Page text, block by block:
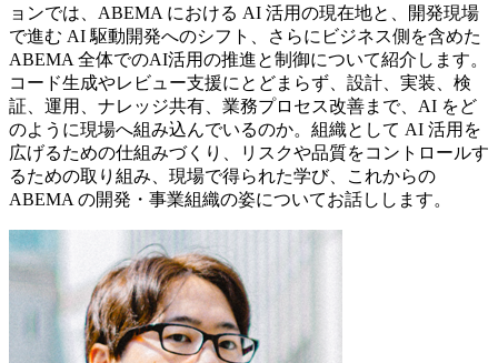
ョンでは、ABEMA における AI 活用の現在地と、開発現場
で進む AI 駆動開発へのシフト、さらにビジネス側を含めた
ABEMA 全体でのAI活用の推進と制御について紹介します。
コード生成やレビュー支援にとどまらず、設計、実装、検
証、運用、ナレッジ共有、業務プロセス改善まで、AI をど
のように現場へ組み込んでいるのか。組織として AI 活用を
広げるための仕組みづくり、リスクや品質をコントロールす
るための取り組み、現場で得られた学び、これからの
ABEMA の開発・事業組織の姿についてお話しします。